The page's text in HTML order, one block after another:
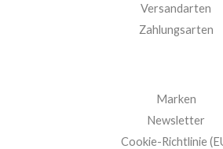
Versandarten
Zahlungsarten
Marken
Newsletter
Cookie-Richtlinie